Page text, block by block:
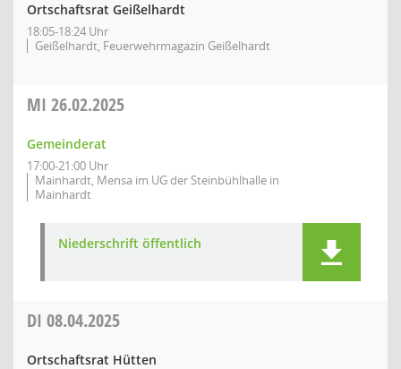
Ortschaftsrat Geißelhardt
18:05-18:24 Uhr
Geißelhardt, Feuerwehrmagazin Geißelhardt
MI 26.02.2025
Gemeinderat
17:00-21:00 Uhr
Mainhardt, Mensa im UG der Steinbühlhalle in
Mainhardt
Niederschrift öffentlich
DI 08.04.2025
Ortschaftsrat Hütten